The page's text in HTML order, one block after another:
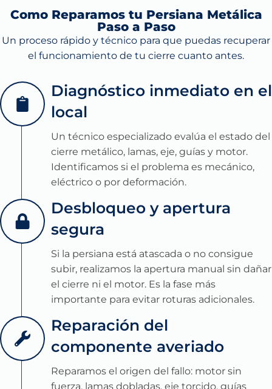
Como Reparamos tu Persiana Metálica
Paso a Paso
Un proceso rápido y técnico para que puedas recuperar
el funcionamiento de tu cierre cuanto antes.
Diagnóstico inmediato en el
local
Un técnico especializado evalúa el estado del
cierre metálico, lamas, eje, guías y motor.
Identificamos si el problema es mecánico,
eléctrico o por deformación.
Desbloqueo y apertura
segura
Si la persiana está atascada o no consigue
subir, realizamos la apertura manual sin dañar
el cierre ni el motor. Es la fase más
importante para evitar roturas adicionales.
Reparación del
componente averiado
Reparamos el origen del fallo: motor sin
fuerza, lamas dobladas, eje torcido, guías